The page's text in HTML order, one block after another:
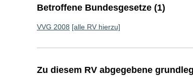
Betroffene Bundesgesetze (1)
VVG 2008 [alle RV hierzu]
Zu diesem RV abgegebene